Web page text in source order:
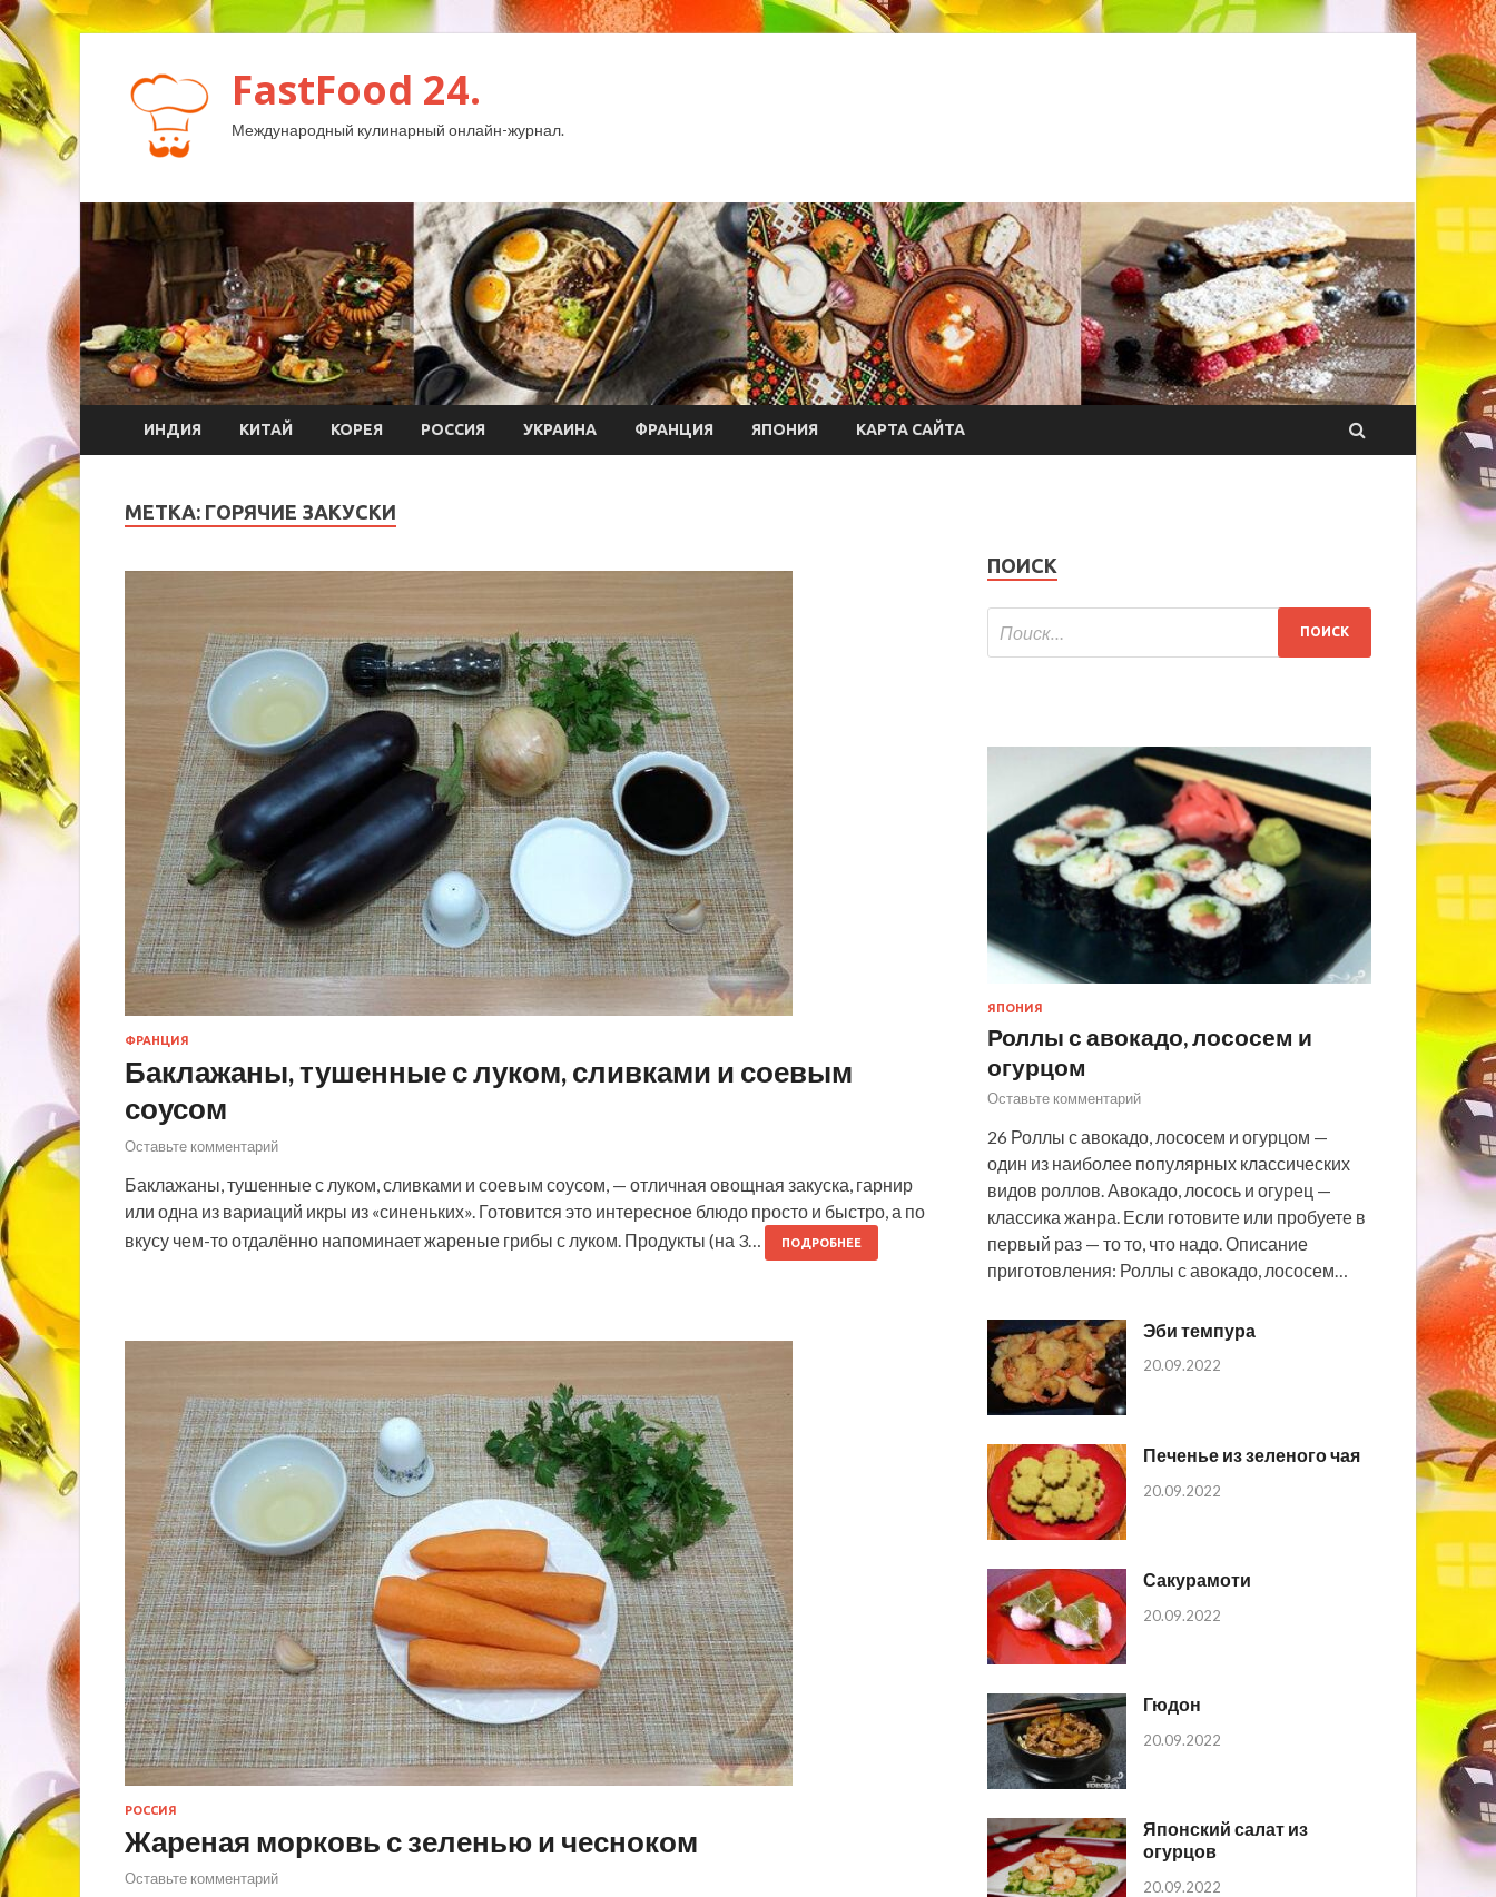
FastFood 24.
Международный кулинарный онлайн-журнал.
ИНДИЯ КИТАЙ КОРЕЯ РОССИЯ УКРАИНА ФРАНЦИЯ ЯПОНИЯ КАРТА САЙТА
МЕТКА: ГОРЯЧИЕ ЗАКУСКИ
ФРАНЦИЯ
Баклажаны, тушенные с луком, сливками и соевым
соусом
Оставьте комментарий
Баклажаны, тушенные с луком, сливками и соевым соусом, — отличная овощная закуска, гарнир
или одна из вариаций икры из «синеньких». Готовится это интересное блюдо просто и быстро, а по
вкусу чем-то отдалённо напоминает жареные грибы с луком. Продукты (на 3…
ПОДРОБНЕЕ
РОССИЯ
Жареная морковь с зеленью и чесноком
Оставьте комментарий
ПОИСК
ЯПОНИЯ
Роллы с авокадо, лососем и
огурцом
Оставьте комментарий
26 Роллы с авокадо, лососем и огурцом —
один из наиболее популярных классических
видов роллов. Авокадо, лосось и огурец —
классика жанра. Если готовите или пробуете в
первый раз — то то, что надо. Описание
приготовления: Роллы с авокадо, лососем…
Эби темпура
20.09.2022
Печенье из зеленого чая
20.09.2022
Сакурамоти
20.09.2022
Гюдон
20.09.2022
Японский салат из
огурцов
20.09.2022